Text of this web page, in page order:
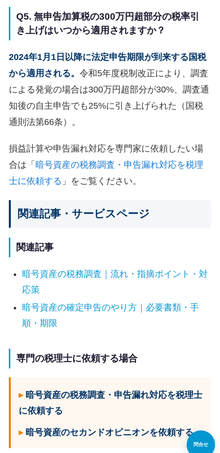
Q5. 無申告加算税の300万円超部分の税率引
き上げはいつから適用されますか？
2024年1月1日以降に法定申告期限が到来する国税
から適用される。 令和5年度税制改正により、調査
による発覚の場合は300万円超部分が30%、調査通
知後の自主申告でも25%に引き上げられた（国税
通則法第66条）。
損益計算や申告漏れ対応を専門家に依頼したい場
合は「 暗号資産の税務調査・申告漏れ対応を税理
士に依頼する 」をご覧ください。
関連記事・サービスページ
関連記事
暗号資産の税務調査｜流れ・指摘ポイント・対
応策
暗号資産の確定申告のやり方｜必要書類・手
順・期限
専門の税理士に依頼する場合
暗号資産の税務調査・申告漏れ対応を税理士
に依頼する
暗号資産のセカンドオピニオンを依頼する
問合せ